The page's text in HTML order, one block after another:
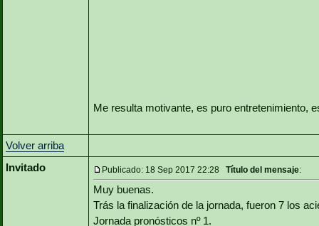
Me resulta motivante, es puro entretenimiento,
Volver arriba
Invitado
Publicado: 18 Sep 2017 22:28 Título del mensaje:
Muy buenas.
Trás la finalización de la jornada, fueron 7 los
Jornada pronósticos nº 1.